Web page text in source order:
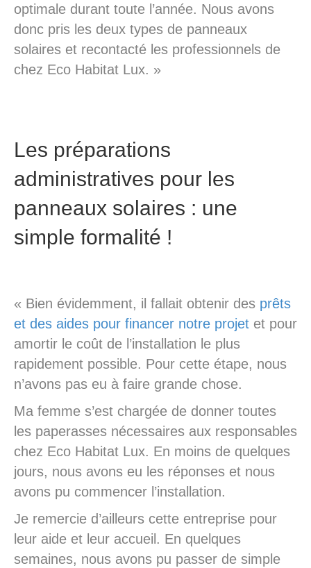
optimale durant toute l’année. Nous avons
donc pris les deux types de panneaux
solaires et recontacté les professionnels de
chez Eco Habitat Lux. »
Les préparations
administratives pour les
panneaux solaires : une
simple formalité !
« Bien évidemment, il fallait obtenir des prêts
et des aides pour financer notre projet et pour
amortir le coût de l’installation le plus
rapidement possible. Pour cette étape, nous
n’avons pas eu à faire grande chose.
Ma femme s’est chargée de donner toutes
les paperasses nécessaires aux responsables
chez Eco Habitat Lux. En moins de quelques
jours, nous avons eu les réponses et nous
avons pu commencer l’installation.
Je remercie d’ailleurs cette entreprise pour
leur aide et leur accueil. En quelques
semaines, nous avons pu passer de simple